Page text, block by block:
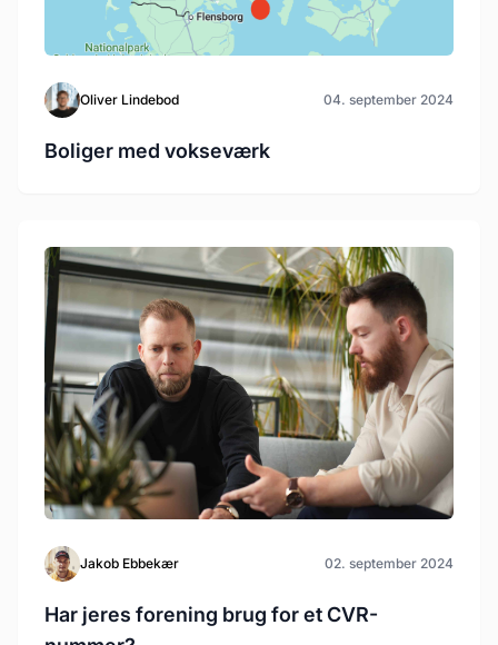
Oliver Lindebod 04. september 2024
Boliger med vokseværk
Jakob Ebbekær 02. september 2024
Har jeres forening brug for et CVR-